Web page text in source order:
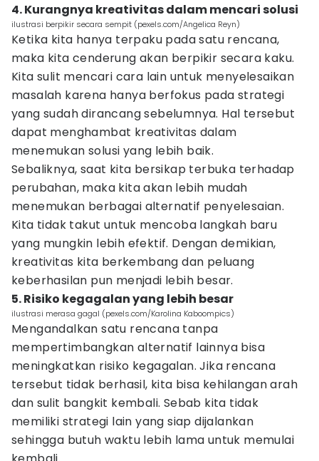
4. Kurangnya kreativitas dalam mencari solusi
ilustrasi berpikir secara sempit (pexels.com/Angelica Reyn)
Ketika kita hanya terpaku pada satu rencana,
maka kita cenderung akan berpikir secara kaku.
Kita sulit mencari cara lain untuk menyelesaikan
masalah karena hanya berfokus pada strategi
yang sudah dirancang sebelumnya. Hal tersebut
dapat menghambat kreativitas dalam
menemukan solusi yang lebih baik.
Sebaliknya, saat kita bersikap terbuka terhadap
perubahan, maka kita akan lebih mudah
menemukan berbagai alternatif penyelesaian.
Kita tidak takut untuk mencoba langkah baru
yang mungkin lebih efektif. Dengan demikian,
kreativitas kita berkembang dan peluang
keberhasilan pun menjadi lebih besar.
5. Risiko kegagalan yang lebih besar
ilustrasi merasa gagal (pexels.com/Karolina Kaboompics)
Mengandalkan satu rencana tanpa
mempertimbangkan alternatif lainnya bisa
meningkatkan risiko kegagalan. Jika rencana
tersebut tidak berhasil, kita bisa kehilangan arah
dan sulit bangkit kembali. Sebab kita tidak
memiliki strategi lain yang siap dijalankan
sehingga butuh waktu lebih lama untuk memulai